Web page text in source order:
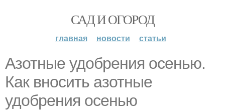
САД И ОГОРОД
главная новости статьи
Азотные удобрения осенью.
Как вносить азотные
удобрения осенью